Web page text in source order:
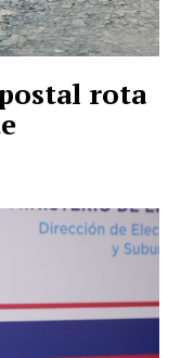
rota